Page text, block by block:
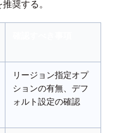
奨する。
リージョン指定オプ
ションの有無、デフ
ォルト設定の確認